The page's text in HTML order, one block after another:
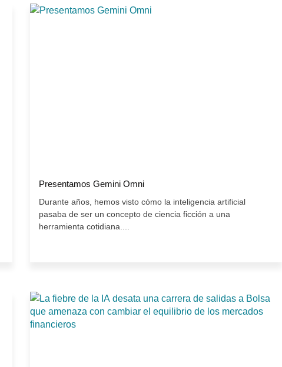
Presentamos Gemini Omni
Durante años, hemos visto cómo la inteligencia artificial
pasaba de ser un concepto de ciencia ficción a una
herramienta cotidiana....